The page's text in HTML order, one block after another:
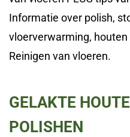
Informatie over polish,
vloerverwarming,
Reinigen van vloeren.
GELAKTE
POLISHEN